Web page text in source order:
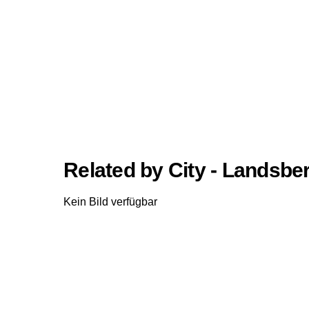
Related by City -
Kein Bild verfügbar